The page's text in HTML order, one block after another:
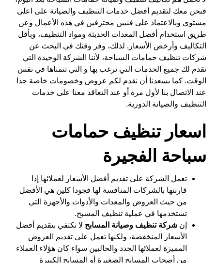
فنحن معك لتقديم أفضل خدمات التنظيف والصيانة على اعلى
مستوى وبالاعتماد على فنيين محترفين في هذه الأعمال وعن
طريق استخدام أفضل المعدات الحديثة ومواد التنظيف، وبأقل
التكاليف وأرخص الأسعار. لذلك، وفر وقتك في البحث عن
شركات تنظيف حمامات السباحة، لأننا الشركة الوحيدة التي
تقدم لك جميع الخدمات التي ترغب بها و التي تتمناها في نفس
الوقت. كما يسعدنا أن نقدم لكم عروض وخصومات خاصة جدا
عند الاتصال بنا لأول مرة أو عند التعاقد معنا على خدمات
التنظيف والصيانة الدورية.
اسعار تنظيف حمامات
سباحة الفجيرة
تعمل الشركة على تقديم أفضل الأسعار لعملائها إذا
قارنتها بالشركات المنافسة لها فجودا كلين هي الأفضل
من حيث العروض والمعدات والأدوات والأجهزة التي
تستخدمها في عملية تنظيف المسبح.
إنشركة تنظيف وصيانة المسابح لا تكتفي بتقديم أفضل
الأسعار المنخفضة، ولكنها تعمل على تقديم العروض
المميزة لعملائها الجدد والحاليين سواء كان هؤلاء العملاء
من أصحاب المسابح الصغيرة أو المسابح الكبيرة